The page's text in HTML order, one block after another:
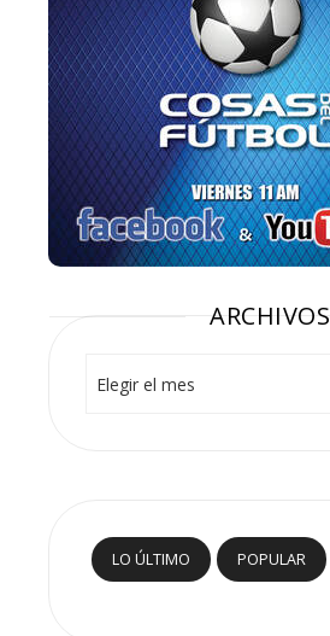
ARCHIVOS
LO ÚLTIMO POPULAR